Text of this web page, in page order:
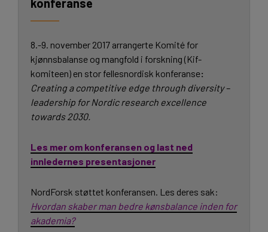
konferanse
8.-9. november 2017 arrangerte Komité for
kjønnsbalanse og mangfold i forskning (Kif-
komiteen) en stor fellesnordisk konferanse:
Creating a competitive edge through diversity –
leadership for Nordic research excellence
towards 2030.
Les mer om konferansen og last ned
innledernes presentasjoner
NordForsk støttet konferansen. Les deres sak:
Hvordan skaber man bedre kønsbalance inden for
akademia?